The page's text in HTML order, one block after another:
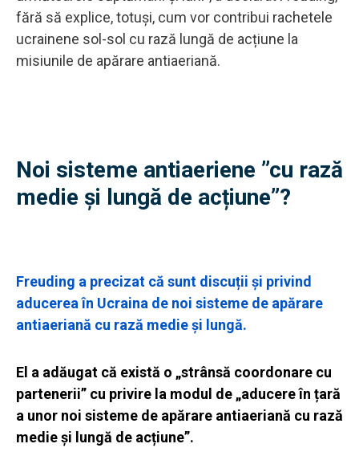
fără să explice, totuși, cum vor contribui rachetele
ucrainene sol-sol cu rază lungă de acțiune la
misiunile de apărare antiaeriană.
Noi sisteme antiaeriene ”cu rază
medie și lungă de acțiune”?
Freuding a precizat că sunt discuții și privind
aducerea în Ucraina de noi sisteme de apărare
antiaeriană cu rază medie și lungă.
El a adăugat că există o „strânsă coordonare cu
partenerii” cu privire la modul de „aducere în țară
a unor noi sisteme de apărare antiaeriană cu rază
medie și lungă de acțiune”.